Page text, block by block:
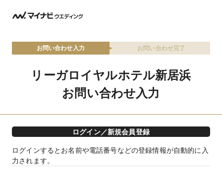
お問い合わせ入力 お問い合わせ完了
リーガロイヤルホテル新居浜
お問い合わせ入力
ログイン／新規会員登録
ログインするとお名前や電話番号などの登録情報が自動的に入
力されます。